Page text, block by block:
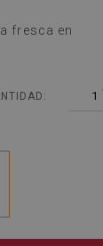
fresca en
1